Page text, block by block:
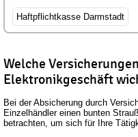
Haftpflichtkasse Darmstadt
Welche
Elektronikgeschäft
Bei der Absicherung durch
Einzelhändler einen bunten
betrachten, um sich für Ihre